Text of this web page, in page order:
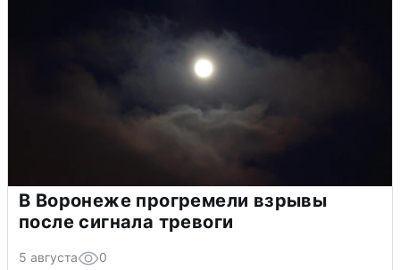
В Воронеже прогремели взрывы
после сигнала тревоги
5 августа 0